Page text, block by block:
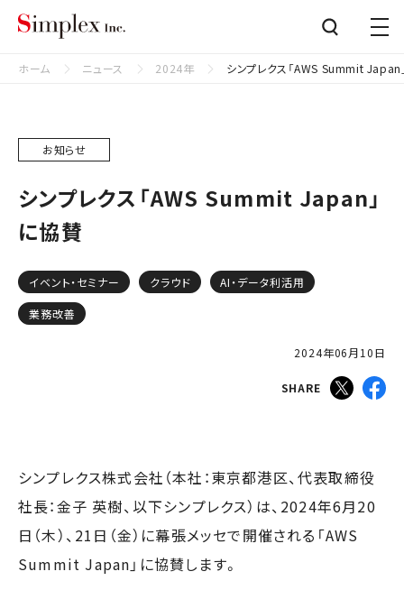
ホーム ニュース 2024年 シンプレクス「AWS Summit Japan
お知らせ
シンプレクス「AWS Summit Japan」
に協賛
イベント・セミナー クラウド AI・データ利活用
業務改善
2024年06月10日
SHARE
シンプレクス株式会社（本社：東京都港区、代表取締役
社長：金子 英樹、以下シンプレクス）は、2024年6月20
日（木）、21日（金）に幕張メッセで開催される「AWS
Summit Japan」に協賛します。